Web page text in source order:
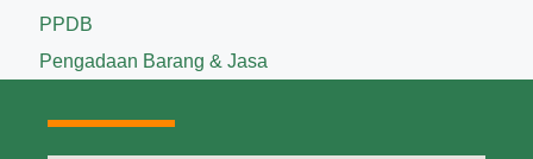
PPDB
Pengadaan Barang & Jasa